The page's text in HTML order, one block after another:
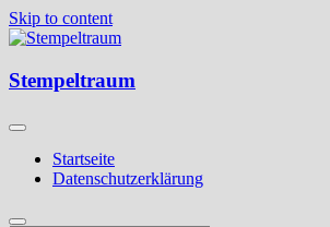
Skip to content
Stempeltraum
Stempeltraum
Startseite
Datenschutzerklärung